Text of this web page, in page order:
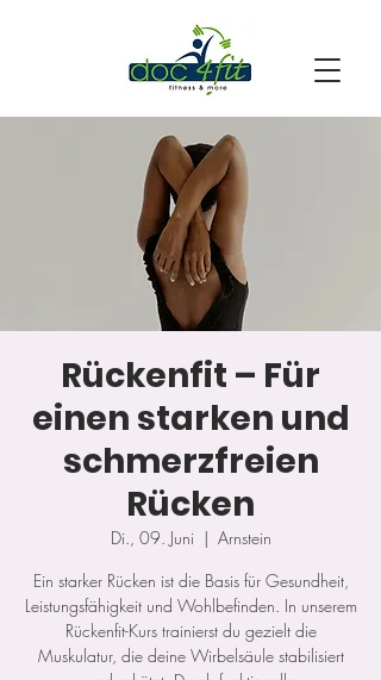
Rückenfit – Für
einen starken und
schmerzfreien
Rücken
Di., 09. Juni
  |
Arnstein
Ein starker Rücken ist die Basis für Gesundheit,
Leistungsfähigkeit und Wohlbefinden. In unserem
Rückenfit-Kurs trainierst du gezielt die
Muskulatur, die deine Wirbelsäule stabilisiert